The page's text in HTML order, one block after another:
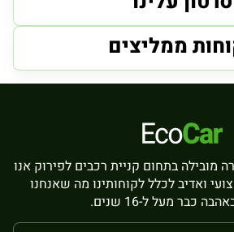
ממליצים
מובילה בתחום קניית רכבים לפירוק אנו
ואדיב לכלל לקוחותינו מה שאנחנו
כבר מעל ל-16 שנים.